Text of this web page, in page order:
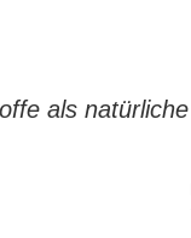
als natürliche